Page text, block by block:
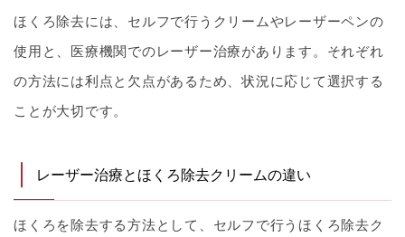
ほくろ除去には、セルフで行うクリームやレーザーペンの
使用と、医療機関でのレーザー治療があります。それぞれ
の方法には利点と欠点があるため、状況に応じて選択する
ことが大切です。
レーザー治療とほくろ除去クリームの違い
ほくろを除去する方法として、セルフで行うほくろ除去ク